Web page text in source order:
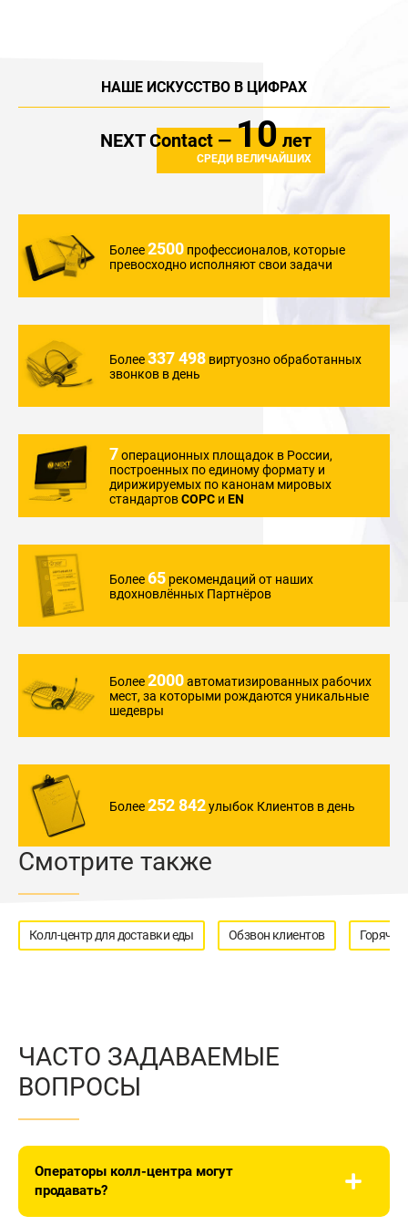
НАШЕ ИСКУССТВО В ЦИФРАХ
NEXT Contact —10 лет
СРЕДИ ВЕЛИЧАЙШИХ
Более2500 профессионалов, которые
превосходно исполняют свои задачи
Более337 498 виртуозно обработанных
звонков в день
7операционных площадок в России,
построенных по единомуформату и
дирижируемых по канонам мировых
стандартовCOPC и EN
Более65 рекомендаций от наших
вдохновлённых Партнёров
Более2000автоматизированных рабочих
мест,за которыми рождаются уникальные
шедевры
Более252 842улыбок Клиентов в день
Смотрите также
Колл-центр для доставки еды Обзвон клиентов
ЧАСТО ЗАДАВАЕМЫЕ
ВОПРОСЫ
Операторы колл-центра могут
продавать?